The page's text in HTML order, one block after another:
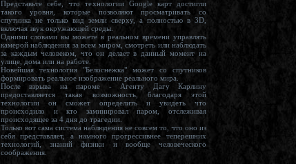
Представьте себе, что технологии Google карт достигли
такого уровня, которые позволяют просматривать со
спутника не только вид земли сверху, а полностью в 3D,
включая звук окружающей среды.
Одними словами вы можете в реальном времени управлять
камерой наблюдения за всем миром, смотреть или наблюдать
за каждым человеком, что он делает в данный момент на
улице, дома или на работе.
Новейшая технология "Белоснежка" может со спутников
формировать реальное изображение реального мира.
После взрыва на пароме - Агенту Дагу Карлину
предоставляется такая возможность, благодаря этой
технологии он сможет определить и увидеть что
происходило и кто заминировал паром, отслеживая
происходящее за 4 дня до трагедии.
Только вот сама система наблюдения не совсем то, что оно из
себя представляет, а намного прогрессивнее теперешних
технологий, знаний физики и вообще человеческого
соображения.